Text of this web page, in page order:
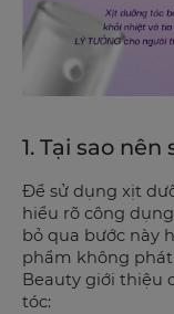
1. Tại sao
Để sử dụng xịt
hiểu rõ công
bỏ qua bước này
phẩm không
Beauty giới thiệu
tóc: